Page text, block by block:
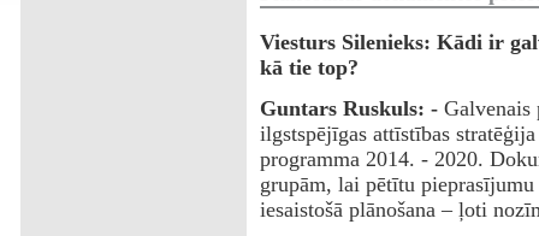
Viesturs Silenieks: Kādi ir
kā tie top?
Guntars Ruskuls: - Galvenais
ilgstspējīgas attīstības
programma 2014. - 2020.
grupām, lai pētītu
iesaistošā plānošana – ļoti